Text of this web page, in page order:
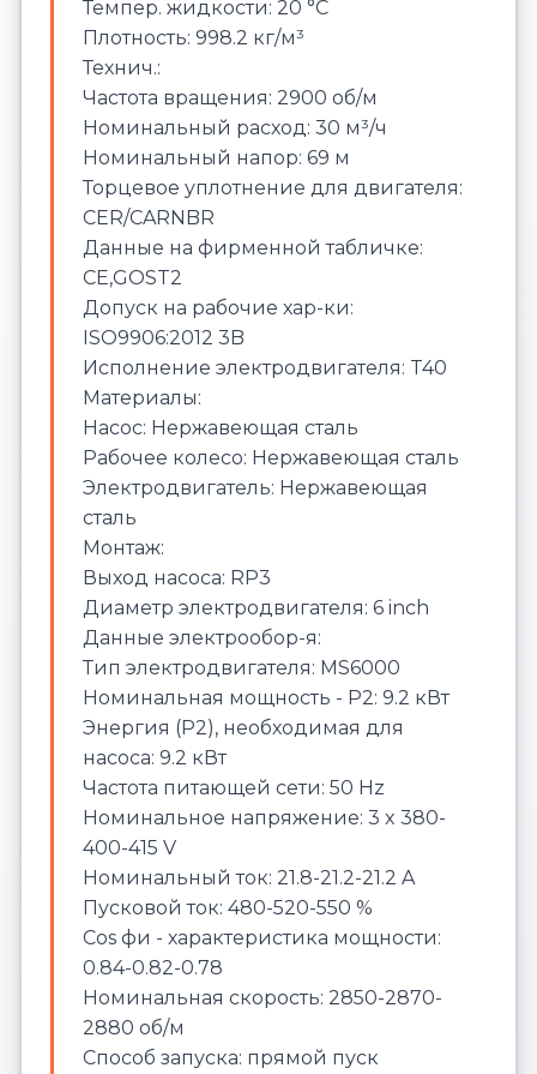
Темпер. жидкости: 20 °C
Плотность: 998.2 кг/м³
Технич.:
Частота вращения: 2900 об/м
Номинальный расход: 30 м³/ч
Номинальный напор: 69 м
Торцевое уплотнение для двигателя:
CER/CARNBR
Данные на фирменной табличке:
CE,GOST2
Допуск на рабочие хар-ки:
ISO9906:2012 3B
Исполнение электродвигателя: T40
Материалы:
Насос: Нержавеющая сталь
Рабочее колесо: Нержавеющая сталь
Электродвигатель: Нержавеющая
сталь
Монтаж:
Выход насоса: RP3
Диаметр электродвигателя: 6 inch
Данные электрообор-я:
Тип электродвигателя: MS6000
Номинальная мощность - P2: 9.2 кВт
Энергия (Р2), необходимая для
насоса: 9.2 кВт
Частота питающей сети: 50 Hz
Номинальное напряжение: 3 x 380-
400-415 V
Номинальный ток: 21.8-21.2-21.2 A
Пусковой ток: 480-520-550 %
Cos фи - характеристика мощности:
0.84-0.82-0.78
Номинальная скорость: 2850-2870-
2880 об/м
Способ запуска: прямой пуск